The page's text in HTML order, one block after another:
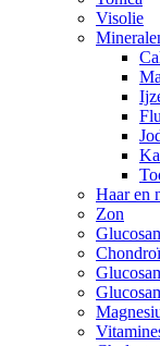
Visolie
Haar en
Zon